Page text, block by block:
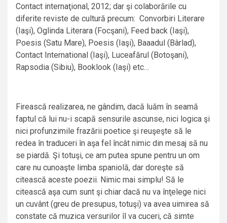
Contact internaţional, 2012; dar şi colaborările cu
diferite reviste de cultură precum: Convorbiri Literare
(Iaşi), Oglinda Literara (Focşani), Feed back (Iaşi),
Poesis (Satu Mare), Poesis (Iaşi), Baaadul (Bârlad),
Contact International (Iaşi), Luceafărul (Botoşani),
Rapsodia (Sibiu), Booklook (Iaşi) etc…
Firească realizarea, ne gândim, dacă luăm în seamă
faptul că lui nu-i scapă sensurile ascunse, nici logica şi
nici profunzimile frazării poetice şi reuşeşte să le
redea în traduceri în aşa fel încât nimic din mesaj să nu
se piardă. Şi totuşi, ce am putea spune pentru un om
care nu cunoaşte limba spaniolă, dar doreşte să
citească aceste poezii. Nimic mai simplu! Să le
citească aşa cum sunt şi chiar dacă nu va înţelege nici
un cuvânt (greu de presupus, totuşi) va avea uimirea să
constate că muzica versurilor îl va cuceri, că simte